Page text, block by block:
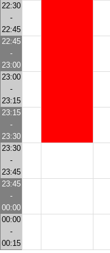
22:30
-
22:45
22:45
-
23:00
23:00
-
23:15
23:15
-
23:30
23:30
-
23:45
23:45
-
00:00
00:00
-
00:15